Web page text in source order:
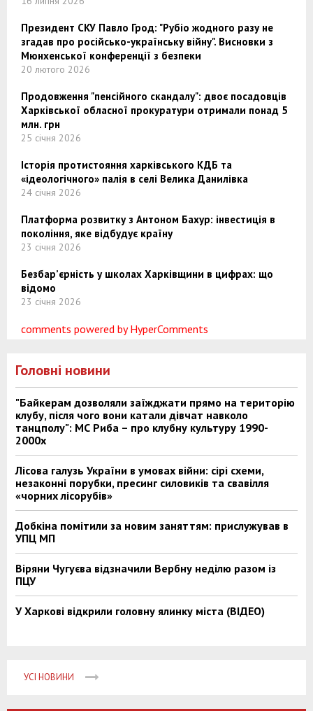
Президент СКУ Павло Грод: "Рубіо жодного разу не
згадав про російсько-українську війну". Висновки з
Мюнхенської конференції з безпеки
20 лютого 2026
Продовження "пенсійного скандалу": двоє посадовців
Харківської обласної прокуратури отримали понад 5
млн. грн
25 січня 2026
Історія протистояння харківського КДБ та
«ідеологічного» палія в селі Велика Данилівка
24 січня 2026
Платформа розвитку з Антоном Бахур: інвестиція в
покоління, яке відбудує країну
23 січня 2026
Безбар’єрність у школах Харківщини в цифрах: що
відомо
23 січня 2026
comments powered by HyperComments
Головні новини
"Байкерам дозволяли заїжджати прямо на територію
клубу, після чого вони катали дівчат навколо
танцполу": МС Риба – про клубну культуру 1990-
2000х
Лісова галузь України в умовах війни: сірі схеми,
незаконні порубки, пресинг силовиків та свавілля
«чорних лісорубів»
Добкіна помітили за новим заняттям: прислужував в
УПЦ МП
Віряни Чугуєва відзначили Вербну неділю разом із
ПЦУ
У Харкові відкрили головну ялинку міста (ВІДЕО)
УСІ НОВИНИ